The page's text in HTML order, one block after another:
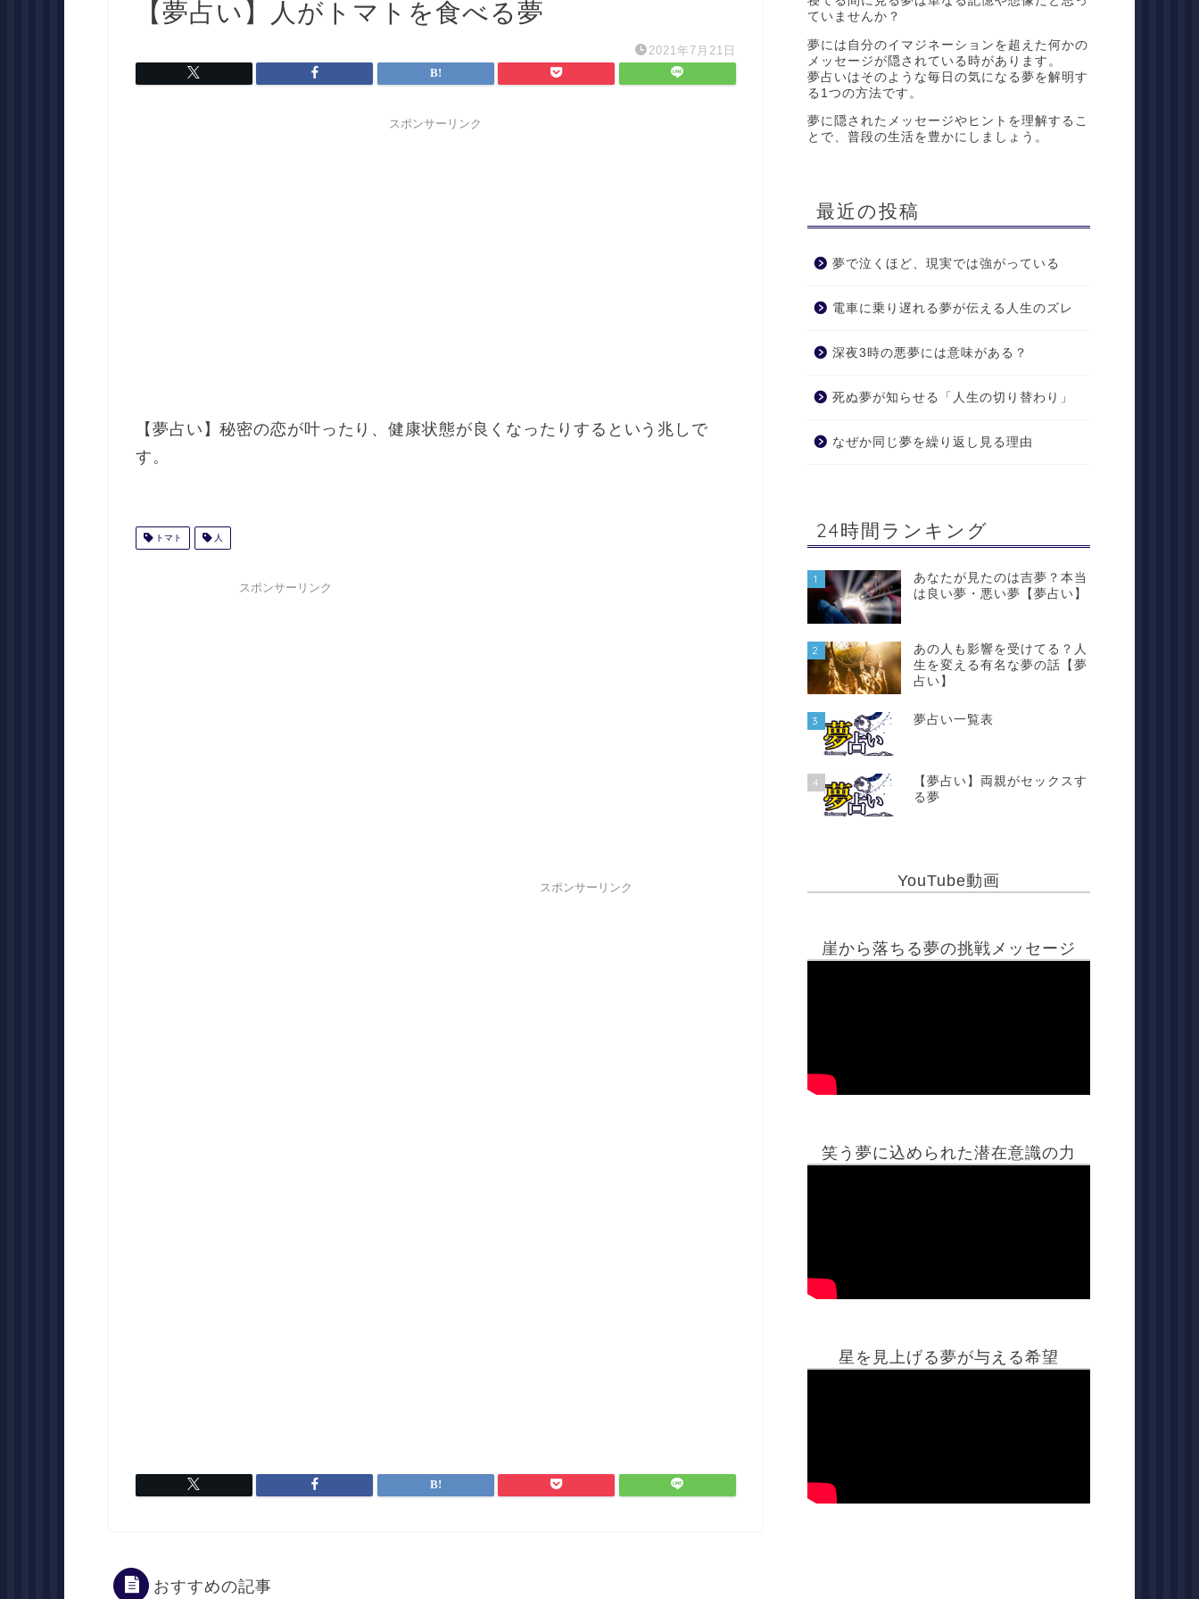
【夢占い】人がトマトを食べる夢
2021年7月21日
スポンサーリンク
【夢占い】秘密の恋が叶ったり、健康状態が良くなったりするという兆しで
す。
トマト 人
スポンサーリンク
スポンサーリンク
おすすめの記事
ていませんか？
夢には自分のイマジネーションを超えた何かの
メッセージが隠されている時があります。
夢占いはそのような毎日の気になる夢を解明す
る1つの方法です。
夢に隠されたメッセージやヒントを理解するこ
とで、普段の生活を豊かにしましょう。
最近の投稿
夢で泣くほど、現実では強がっている
電車に乗り遅れる夢が伝える人生のズレ
深夜3時の悪夢には意味がある？
死ぬ夢が知らせる「人生の切り替わり」
なぜか同じ夢を繰り返し見る理由
24時間ランキング
1
あなたが見たのは吉夢？本当
は良い夢・悪い夢【夢占い】
2
あの人も影響を受けてる？人
生を変える有名な夢の話【夢
占い】
3 夢占い一覧表
4
【夢占い】両親がセックスす
る夢
YouTube動画
崖から落ちる夢の挑戦メッセージ
笑う夢に込められた潜在意識の力
星を見上げる夢が与える希望